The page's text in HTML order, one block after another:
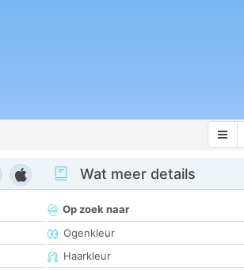
Wat meer details
Op zoek naar
Ogenkleur
Haarkleur